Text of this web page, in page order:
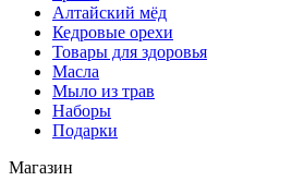
Алтайский мёд
Кедровые орехи
Товары для здоровья
Масла
Мыло из трав
Наборы
Подарки
Магазин